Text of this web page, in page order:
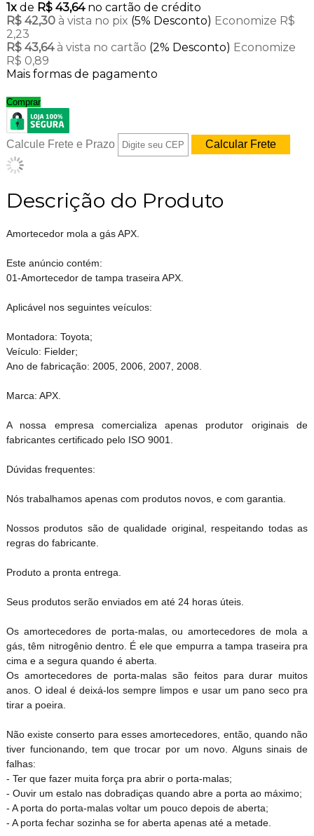
1xde R$ 43,64 no cartão de crédito
R$ 42,30 à vista no pix (5% Desconto) Economize R$
2,23
R$ 43,64 à vista no cartão (2% Desconto) Economize
R$ 0,89
Mais formas de pagamento
Comprar
Calcule Frete e Prazo
Descrição do Produto
Amortecedor mola a gás APX.
Este anúncio contém:
01-Amortecedor de tampa traseira APX.
Aplicável nos seguintes veículos:
Montadora: Toyota;
Veículo: Fielder;
Ano de fabricação: 2005, 2006, 2007, 2008.
Marca: APX.
A nossa empresa comercializa apenas produtor originais de
fabricantes certificado pelo ISO 9001.
Dúvidas frequentes:
Nós trabalhamos apenas com produtos novos, e com garantia.
Nossos produtos são de qualidade original, respeitando todas as
regras do fabricante.
Produto a pronta entrega.
Seus produtos serão enviados em até 24 horas úteis.
Os amortecedores de porta-malas, ou amortecedores de mola a
gás, têm nitrogênio dentro. É ele que empurra a tampa traseira pra
cima e a segura quando é aberta.
Os amortecedores de porta-malas são feitos para durar muitos
anos. O ideal é deixá-los sempre limpos e usar um pano seco pra
tirar a poeira.
Não existe conserto para esses amortecedores, então, quando não
tiver funcionando, tem que trocar por um novo. Alguns sinais de
falhas:
- Ter que fazer muita força pra abrir o porta-malas;
- Ouvir um estalo nas dobradiças quando abre a porta ao máximo;
- A porta do porta-malas voltar um pouco depois de aberta;
- A porta fechar sozinha se for aberta apenas até a metade.